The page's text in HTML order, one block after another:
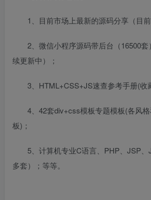
1、目前市场上最新的源码分享（目
2、微信小程序源码带后台（16500
续更新中）；
3、HTML+CSS+JS速查参考手册(收
4、42套div+css模板专题模板(各风
板)；
5、计算机专业C语言、PHP、JSP
多套）；等等。